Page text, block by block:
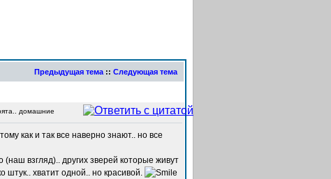
Предыдущая тема :: Следующая тема
домашние
как и так все наверно знают.. но все
взгляд).. других зверей которые живут
штук.. хватит одной.. но красивой.